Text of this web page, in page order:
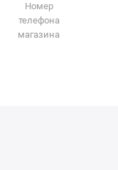
Номер
телефона
магазина